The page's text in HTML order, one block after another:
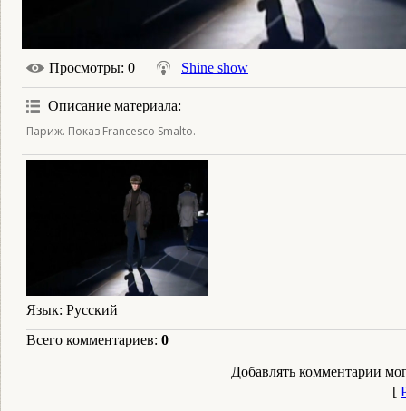
Просмотры: 0 Shine show
Описание материала:
Париж. Показ Francesco Smalto.
Язык: Русский
Всего комментариев: 0
Добавлять комментарии
[